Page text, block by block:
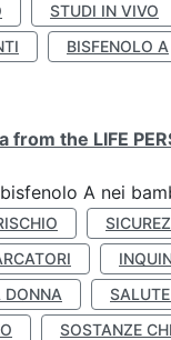
STUDI IN VIVO
BISFENOLO A
the LIFE
A nei
DONNA
SOSTANZE